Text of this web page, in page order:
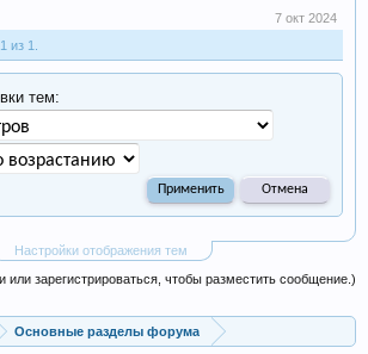
7 окт 2024
из 1.
Настройки отображения тем
тем:
зарегистрироваться, чтобы разместить сообщение.)
Основные разделы форума